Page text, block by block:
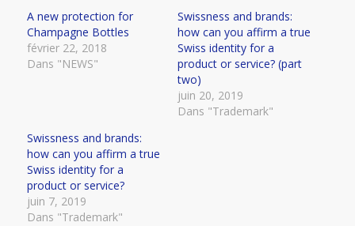
A new protection for
Champagne Bottles
février 22, 2018
Dans "NEWS"
Swissness and brands:
how can you affirm a true
Swiss identity for a
product or service? (part
two)
juin 20, 2019
Dans "Trademark"
Swissness and brands:
how can you affirm a true
Swiss identity for a
product or service?
juin 7, 2019
Dans "Trademark"